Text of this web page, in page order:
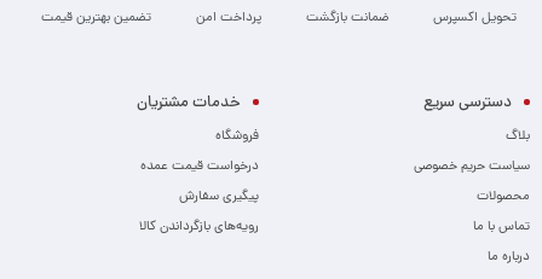
تحویل اکسپرس ضمانت بازگشت پرداخت امن تضمین بهترین قیمت
دسترسی سریع
بلاگ
سیاست حریم خصوصی
محصولات
تماس با ما
درباره ما
خدمات مشتریان
فروشگاه
درخواست قیمت عمده
پیگیری سفارش
رویه‌های بازگرداندن کالا